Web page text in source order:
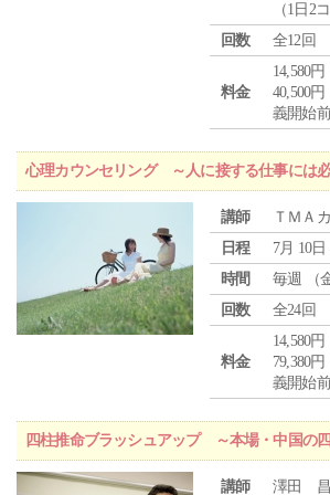
（1日2
回数
全12回
料金
14,580
40,500
義開始前
心理カウンセリング ～人に接する仕事には
講師
ＴＭＡ
日程
7月 10日
時間
毎週 （
回数
全24回
料金
14,580
79,380
義開始前
四柱推命ブラッシュアップ ～本場・中国の
講師 澤田